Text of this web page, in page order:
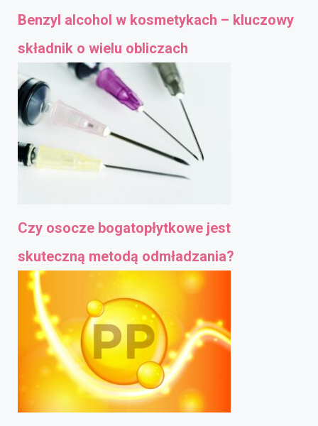
Benzyl alcohol w kosmetykach – kluczowy
składnik o wielu obliczach
Czy osocze bogatopłytkowe jest
skuteczną metodą odmładzania?